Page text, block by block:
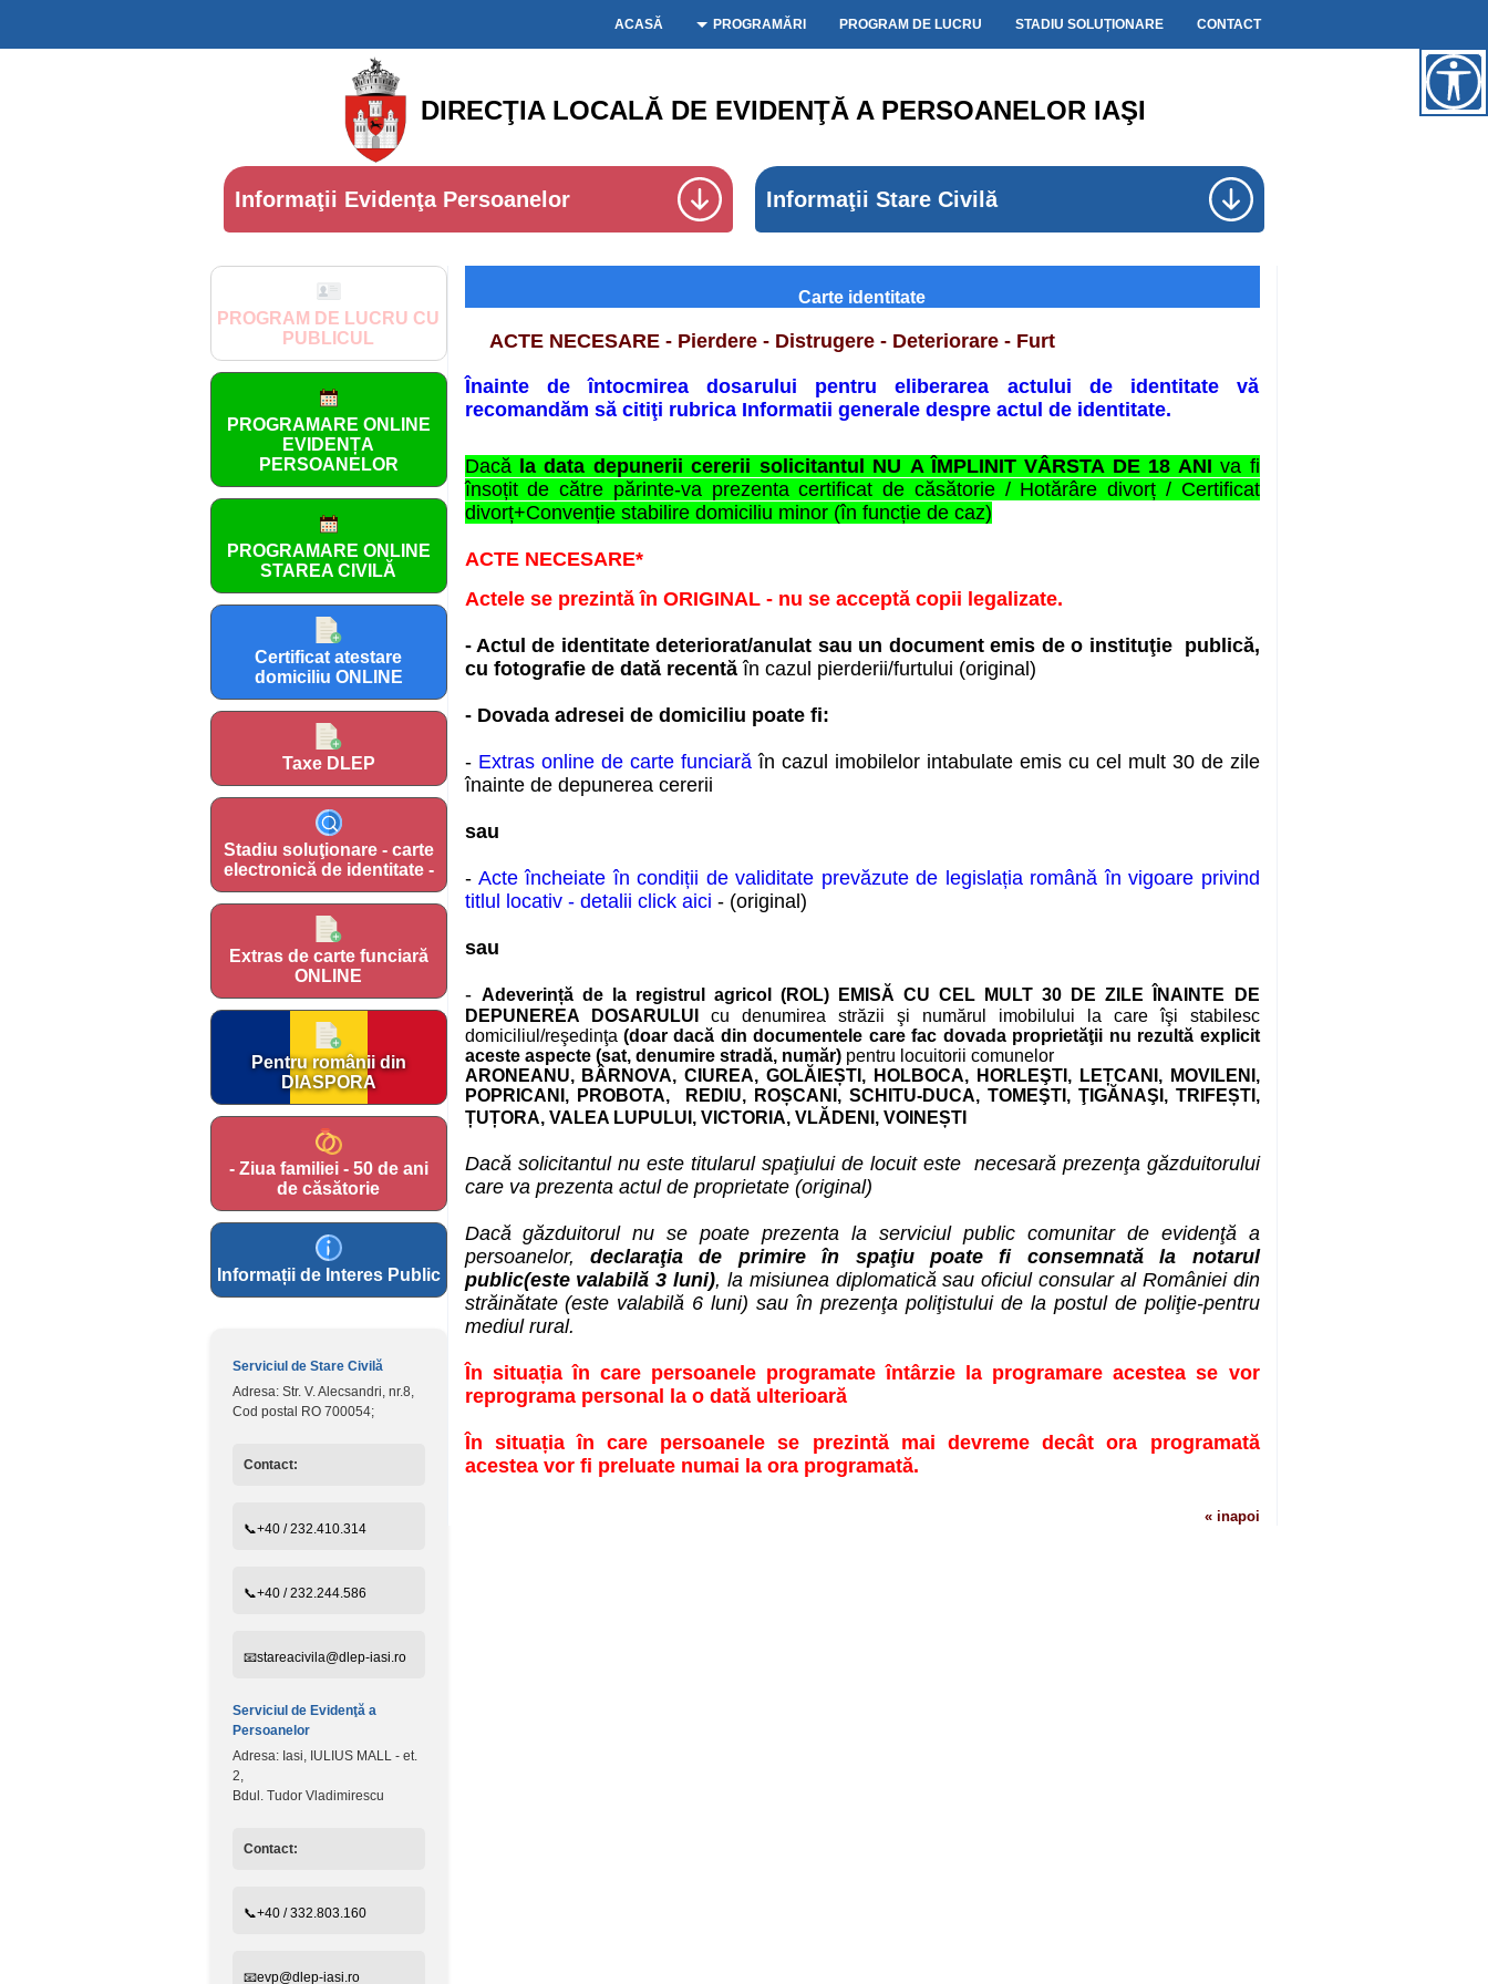
ACASĂ PROGRAMĂRI PROGRAM DE LUCRU STADIU SOLUȚIONARE CONTACT
DIRECŢIA LOCALĂ DE EVIDENŢĂ A PERSOANELOR IAŞI
Informaţii Evidenţa Persoanelor Informaţii Stare Civilă
PROGRAM DE LUCRU CU
PUBLICUL
PROGRAMARE ONLINE
EVIDENȚA
PERSOANELOR
PROGRAMARE ONLINE
STAREA CIVILĂ
Certificat atestare
domiciliu ONLINE
Taxe DLEP
Stadiu soluţionare - carte
electronică de identitate -
Extras de carte funciară
ONLINE
Pentru românii din
DIASPORA
- Ziua familiei - 50 de ani
de căsătorie
Informații de Interes Public
Serviciul de Stare Civilă
Adresa: Str. V. Alecsandri, nr.8,
Cod postal RO 700054;
Contact:
📞+40 / 232.410.314
📞+40 / 232.244.586
📧stareacivila@dlep-iasi.ro
Serviciul de Evidenţă a
Persoanelor
Adresa: Iasi, IULIUS MALL - et.
2,
Bdul. Tudor Vladimirescu
Contact:
📞+40 / 332.803.160
📧evp@dlep-iasi.ro
Carte identitate
ACTE NECESARE - Pierdere - Distrugere - Deteriorare - Furt
Înainte de întocmirea dosarului pentru eliberarea actului de identitate vă
recomandăm să citiţi rubrica Informatii generale despre actul de identitate.
Dacăla data depunerii cererii solicitantul NU A ÎMPLINIT VÂRSTA DE 18 ANIva fi
însoțit de către părinte-va prezenta certificat de căsătorie / Hotărâre divorț / Certificat
divorț+Convenție stabilire domiciliu minor (în funcție de caz)
ACTE NECESARE*
Actele se prezintă în ORIGINAL - nu se acceptă copii legalizate.
- Actul de identitate deteriorat/anulat sau un document emis de o instituţie publică,
cu fotografie de dată recentăîn cazul pierderii/furtului (original )
- Dovada adresei de domiciliu poate fi:
- Extras online de carte funciarăîn cazul imobilelor intabulate emis cu cel mult 30 de zile
înainte de depunerea cererii
sau
- Acte încheiate în condiții de validitate prevăzute de legislația română în vigoare privind
titlul locativ - detalii click aici - (original)
sau
- Adeverință de la registrul agricol (ROL)EMISĂ CU CEL MULT 30 DE ZILE ÎNAINTE DE
DEPUNEREA DOSARULUI cu denumirea străzii şi numărul imobilului la care îşi stabilesc
domiciliul/reşedinţa (doardacă din documentele care fac dovada proprietăţii nu rezultă explicit
aceste aspecte (sat, denumire stradă, număr) pentru locuitorii comunelor
ARONEANU, BÂRNOVA,CIUREA, GOLĂIEȘTI, HOLBOCA, HORLEŞTI, LEȚCANI, MOVILENI,
POPRICANI, PROBOTA, REDIU, ROȘCANI, SCHITU-DUCA, TOMEŞTI, ŢIGĂNAŞI, TRIFEȘTI,
ȚUȚORA, VALEA LUPULUI, VICTORIA, VLĂDENI, VOINEȘTI
Dacă solicitantul nu este titularul spaţiului de locuit este necesară prezenţa găzduitorului
care va prezenta actul de proprietate (original)
Dacă găzduitorul nu se poate prezenta la serviciul public comunitar de evidenţă a
persoanelor, declaraţia de primire în spaţiu poate fi consemnată la notarul
public(este valabilă 3 luni), la misiunea diplomatică sau oficiul consular al României din
străinătate (este valabilă 6 luni) sau în prezenţa poliţistului de la postul de poliţie-pentru
mediul rural.
În situația în care persoanele programate întârzie la programare acestea se vor
reprograma personal la o dată ulterioară
În situația în care persoanele se prezintă mai devreme decât ora programată
acestea vor fi preluate numai la ora programată.
« inapoi